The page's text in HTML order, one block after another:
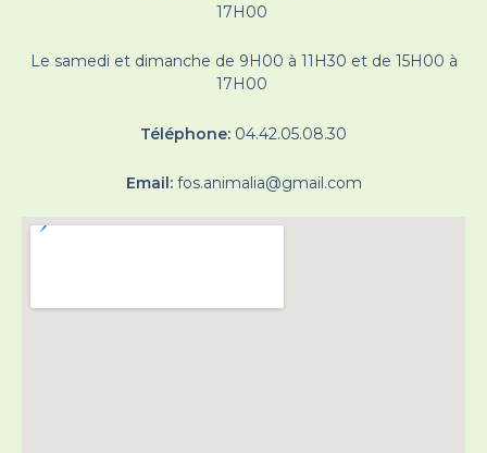
17H00
Le samedi et dimanche de 9H00 à 11H30 et de 15H00 à
17H00
Téléphone: 04.42.05.08.30
Email: fos.animalia@gmail.com